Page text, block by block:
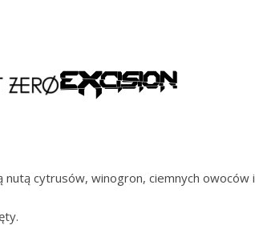
cytrusów, winogron, ciemnych owoców i